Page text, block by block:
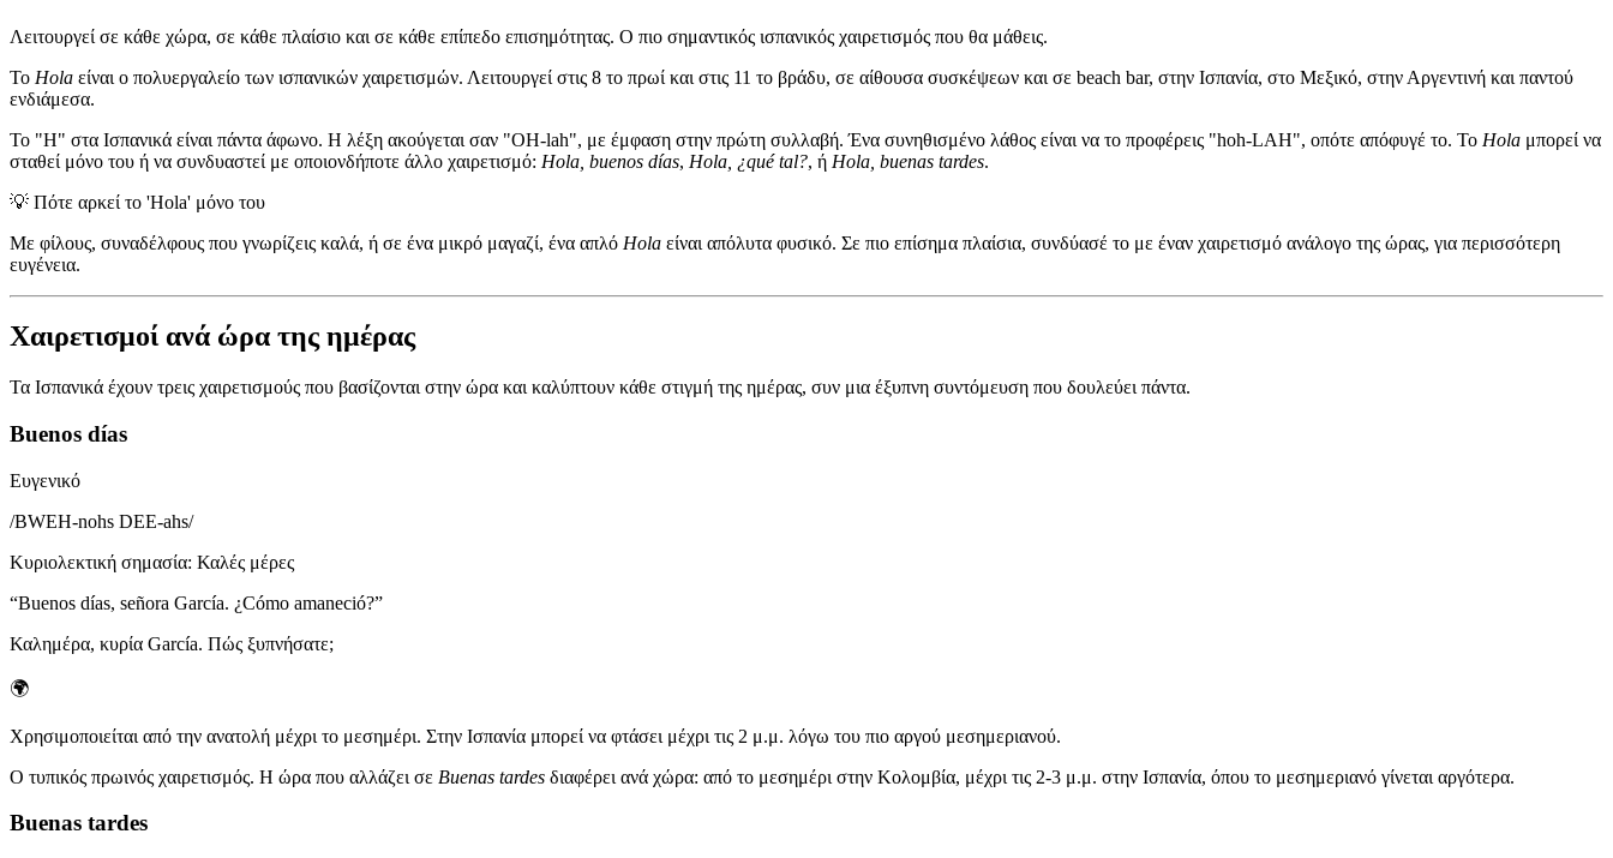
Λειτουργεί σε κάθε χώρα, σε κάθε πλαίσιο και σε κάθε επίπεδο επισημότητας. Ο πιο σημαντικός ισπανικός χαιρετισμός που θα μάθεις.
Το Hola είναι ο πολυεργαλείο των ισπανικών χαιρετισμών. Λειτουργεί στις 8 το πρωί και στις 11 το βράδυ, σε αίθουσα συσκέψεων και σε beach bar, στην Ισπανία, στο Μεξικό, στην Αργεντινή και παντού
ενδιάμεσα.
Το "H" στα Ισπανικά είναι πάντα άφωνο. Η λέξη ακούγεται σαν "OH-lah", με έμφαση στην πρώτη συλλαβή. Ένα συνηθισμένο λάθος είναι να το προφέρεις "hoh-LAH", οπότε απόφυγέ το. Το Hola μπορεί να
σταθεί μόνο του ή να συνδυαστεί με οποιονδήποτε άλλο χαιρετισμό: Hola, buenos días, Hola, ¿qué tal?, ή Hola, buenas tardes.
💡 Πότε αρκεί το 'Hola' μόνο του
Με φίλους, συναδέλφους που γνωρίζεις καλά, ή σε ένα μικρό μαγαζί, ένα απλό Hola είναι απόλυτα φυσικό. Σε πιο επίσημα πλαίσια, συνδύασέ το με έναν χαιρετισμό ανάλογο της ώρας, για περισσότερη
ευγένεια.
Χαιρετισμοί ανά ώρα της ημέρας
Τα Ισπανικά έχουν τρεις χαιρετισμούς που βασίζονται στην ώρα και καλύπτουν κάθε στιγμή της ημέρας, συν μια έξυπνη συντόμευση που δουλεύει πάντα.
Buenos días
Ευγενικό
/BWEH-nohs DEE-ahs/
Κυριολεκτική σημασία: Καλές μέρες
“Buenos días, señora García. ¿Cómo amaneció?”
Καλημέρα, κυρία García. Πώς ξυπνήσατε;
🌍
Χρησιμοποιείται από την ανατολή μέχρι το μεσημέρι. Στην Ισπανία μπορεί να φτάσει μέχρι τις 2 μ.μ. λόγω του πιο αργού μεσημεριανού.
Ο τυπικός πρωινός χαιρετισμός. Η ώρα που αλλάζει σε Buenas tardes διαφέρει ανά χώρα: από το μεσημέρι στην Κολομβία, μέχρι τις 2-3 μ.μ. στην Ισπανία, όπου το μεσημεριανό γίνεται αργότερα.
Buenas tardes